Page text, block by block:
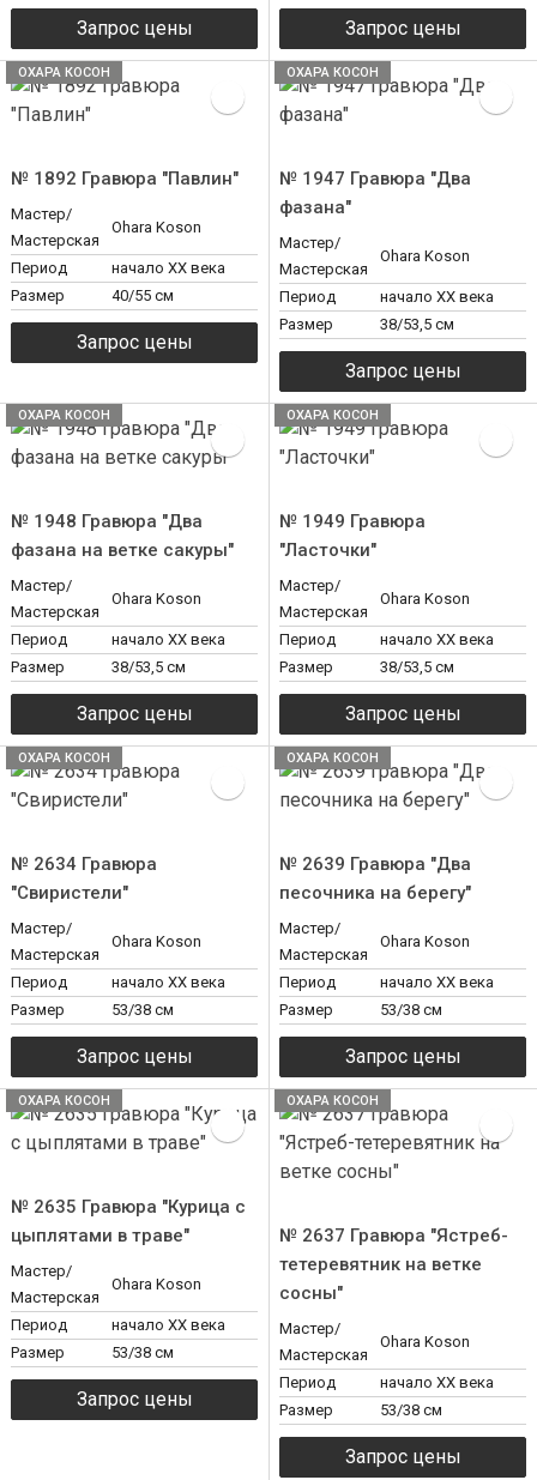
№ 1892 Гравюра "Павлин"
Мастер/
Мастерская
Ohara Koson
Период
начало XX века
Размер
40/55 см
ОХАРА КОСОН
№ 1947 Гравюра "Два
фазана"
Мастер/
Мастерская
Ohara Koson
Период
начало XX века
Размер
38/53,5 см
ОХАРА КОСОН
№ 1948 Гравюра "Два
фазана на ветке сакуры"
Мастер/
Мастерская
Ohara Koson
Период
начало XX века
Размер
38/53,5 см
ОХАРА КОСОН
№ 1949 Гравюра
"Ласточки"
Мастер/
Мастерская
Ohara Koson
Период
начало XX века
Размер
38/53,5 см
ОХАРА КОСОН
№ 2634 Гравюра
"Свиристели"
Мастер/
Мастерская
Ohara Koson
Период
начало XX века
Размер
53/38 см
ОХАРА КОСОН
№ 2639 Гравюра "Два
песочника на берегу"
Мастер/
Мастерская
Ohara Koson
Период
начало XX века
Размер
53/38 см
ОХАРА КОСОН
№ 2635 Гравюра "Курица с
цыплятами в траве"
Мастер/
Мастерская
Ohara Koson
Период
начало XX века
Размер
53/38 см
ОХАРА КОСОН
№ 2637 Гравюра "Ястреб-
тетеревятник на ветке
сосны"
Мастер/
Мастерская
Ohara Koson
Период
начало XX века
Размер
53/38 см
ОХАРА КОСОН